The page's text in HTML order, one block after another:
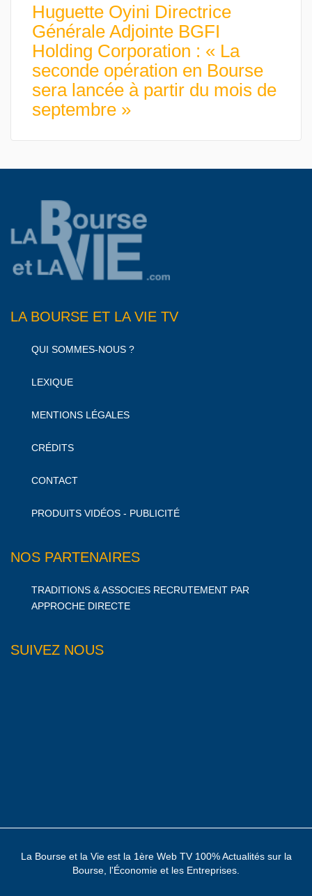
Huguette Oyini Directrice
Générale Adjointe BGFI
Holding Corporation : « La
seconde opération en Bourse
sera lancée à partir du mois de
septembre »
LA BOURSE ET LA VIE TV
QUI SOMMES-NOUS ?
LEXIQUE
MENTIONS LÉGALES
CRÉDITS
CONTACT
PRODUITS VIDÉOS - PUBLICITÉ
NOS PARTENAIRES
TRADITIONS & ASSOCIES RECRUTEMENT PAR
APPROCHE DIRECTE
SUIVEZ NOUS
La Bourse et la Vie est la 1ère Web TV 100% Actualités sur la
Bourse, l'Économie et les Entreprises.